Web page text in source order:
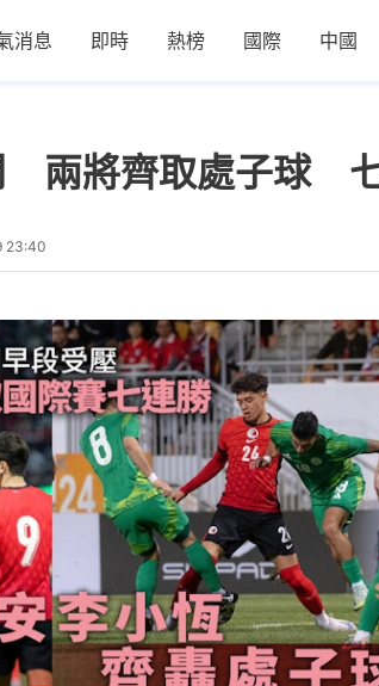
消息 即時 熱榜 國際 中國
兩將齊取處子球
23:40